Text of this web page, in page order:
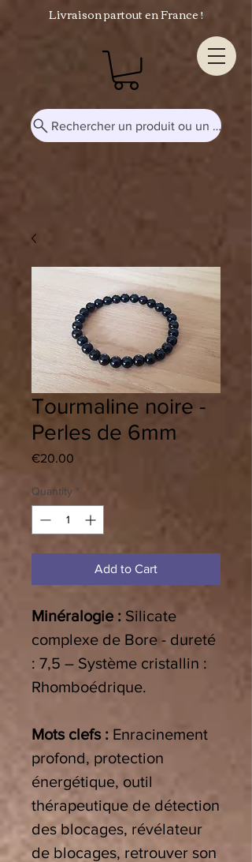
Livraison partout en France !
Rechercher un produit ou un mot-
Tourmaline noire -
Perles de 6mm
€20.00
Quantity *
Add to Cart
Minéralogie : Silicate
complexe de Bore - dureté
: 7,5 – Système cristallin :
Rhomboédrique.
Mots clefs : Enracinement
profond, protection
énergétique, outil
thérapeutique de détection
des blocages, révélateur
de blocages, retrouver son